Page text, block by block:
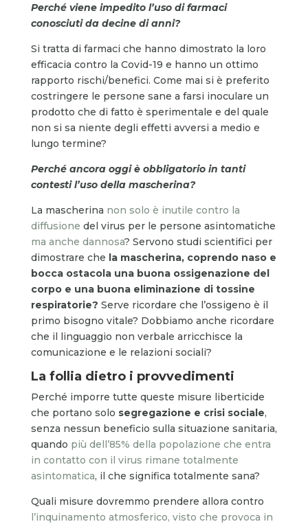
Perché viene impedito l’uso di farmaci
conosciuti da decine di anni?
Si tratta di farmaci che hanno dimostrato la loro
efficacia contro la Covid-19 e hanno un ottimo
rapporto rischi/benefici. Come mai si è preferito
costringere le persone sane a farsi inoculare un
prodotto che di fatto è sperimentale e del quale
non si sa niente degli effetti avversi a medio e
lungo termine?
Perché ancora oggi è obbligatorio in tanti
contesti l’uso della mascherina?
La mascherina non solo è inutile contro la
diffusione del virus per le persone asintomatiche
ma anche dannosa? Servono studi scientifici per
dimostrare che la mascherina, coprendo naso e
bocca ostacola una buona ossigenazione del
corpo e una buona eliminazione di tossine
respiratorie? Serve ricordare che l’ossigeno è il
primo bisogno vitale? Dobbiamo anche ricordare
che il linguaggio non verbale arricchisce la
comunicazione e le relazioni sociali?
La follia dietro i provvedimenti
Perché imporre tutte queste misure liberticide
che portano solo segregazione e crisi sociale,
senza nessun beneficio sulla situazione sanitaria,
quando più dell’85% della popolazione che entra
in contatto con il virus rimane totalmente
asintomatica, il che significa totalmente sana?
Quali misure dovremmo prendere allora contro
l’inquinamento atmosferico, visto che provoca in